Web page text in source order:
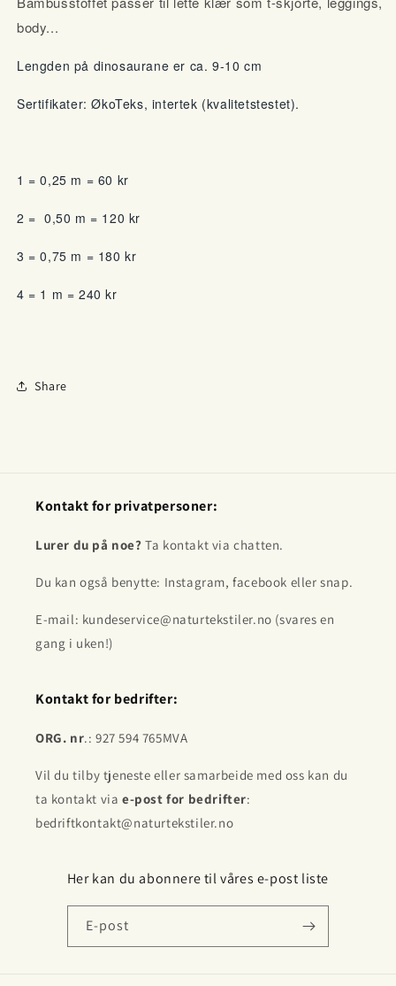
body...
Lengden på dinosaurane er ca. 9-10 cm
Sertifikater: ØkoTeks, intertek (kvalitetstestet).
1 = 0,25 m = 60 kr
2 = 0,50 m = 120 kr
3 = 0,75 m = 180 kr
4 = 1 m = 240 kr
Share
Kontakt for privatpersoner:
Lurer du på noe? Ta kontakt via chatten.
Du kan også benytte: Instagram, facebook eller snap.
E-mail: kundeservice@naturtekstiler.no (svares en
gang i uken!)
Kontakt for bedrifter:
ORG. nr.: 927 594 765MVA
Vil du tilby tjeneste eller samarbeide med oss kan du
ta kontakt via e-post for bedrifter:
bedriftkontakt@naturtekstiler.no
Her kan du abonnere til våres e-post liste
E-post